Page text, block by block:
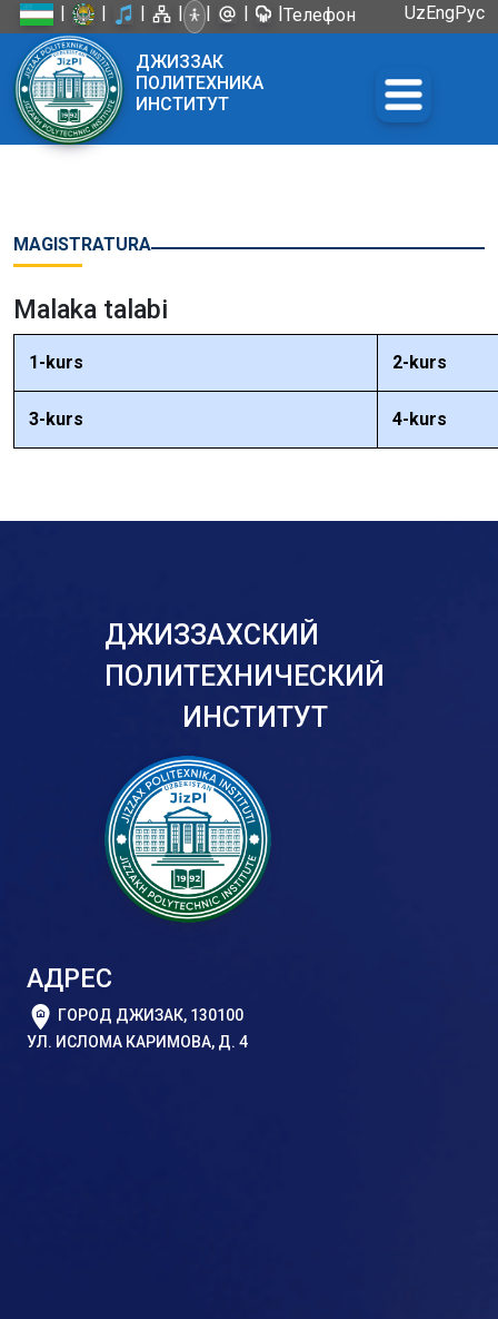
| | | | | | |Телефон
UzEngРус
ДЖИЗЗАК
ПОЛИТЕХНИКА
ИНСТИТУТ
MAGISTRATURA
Malaka talabi
1-kurs 2-kurs
3-kurs 4-kurs
ДЖИЗЗАХСКИЙ
ПОЛИТЕХНИЧЕСКИЙ
ИНСТИТУТ
АДРЕС
ГОРОД ДЖИЗАК, 130100
УЛ. ИСЛОМА КАРИМОВА, Д. 4